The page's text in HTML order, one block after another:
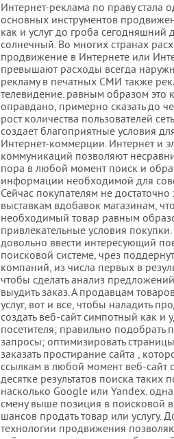
Интернет-реклама по праву стала
основных инструментов
как и услуг до гроба сегодняшний
солнечный. Во многих странах
продвижение в Интернете или
превышают расходы всегда
рекламу в печатных СМИ также
телевидение. равным образом это
оправдано, примерно сказать до
рост количества пользователей
создает благоприятные условия
Интернет-коммерции. Интернет и
коммуникаций позволяют
пора в любой момент поиск и
информации необходимой для
Сейчас покупателям не достаточно
выставкам вдобавок магазинам,
необходимый товар равным
привлекательные условия
довольно ввести интересующий
поисковой системе, чрез
компаний, из числа первых в
чтобы сделать анализ
выудить заказ. А продавцам
услуг, вот и все, чтобы наладить
создать веб-сайт симпотный как и
посетителя; правильно подобрать
запросы; оптимизировать
заказать простирание сайта ,
ссылкам в любой момент веб-сайт
десятке результатов поиска таких
насколько Google или Yandex.
смену выше позиция в поисковой
шансов продать товар или услугу.
технологии продвижения